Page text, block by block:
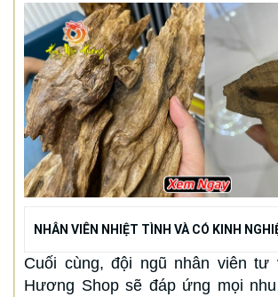
NHÂN VIÊN NHIỆT TÌNH VÀ CÓ KINH
Cuối cùng, đội ngũ nhân viên tư
Hương Shop sẽ đáp ứng mọi